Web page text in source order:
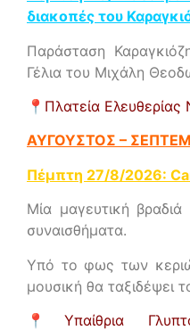
διακοπές του
Παράσταση
Γέλια του Μιχάλη
📍 Πλατεία
ΑΥΓΟΥΣΤΟΣ –
Πέμπτη 27/8/2026:
Μία μαγευτική
συναισθήματα.
Υπό το φως των
μουσική θα ταξιδέψει
📍 Υπαίθρια